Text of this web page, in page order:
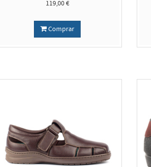
119,00 €
Comprar